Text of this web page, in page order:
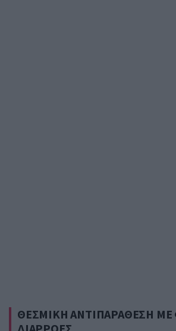
ΘΕΣΜΙΚΗ ΑΝΤΙΠΑΡΑΘΕΣΗ ΜΕ